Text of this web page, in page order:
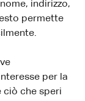
indirizzo,
permette
per la
ciò che speri